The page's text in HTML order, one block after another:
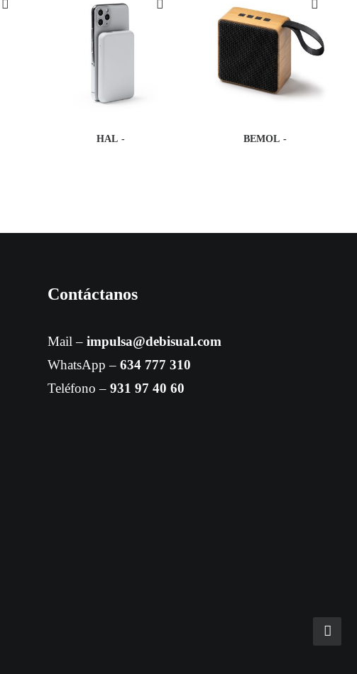
HAL BEMOL
Contáctanos
Mail – impulsa@debisual.com
WhatsApp – 634 777 310
Teléfono – 931 97 40 60